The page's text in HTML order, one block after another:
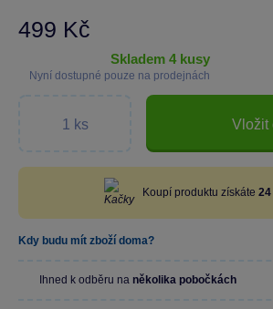
499 Kč
skladem 4 kusy
Nyní dostupné pouze na prodejnách
Vložit
Koupí produktu získáte 24
Kdy budu mít zboží doma?
Ihned k odběru na několika pobočkách